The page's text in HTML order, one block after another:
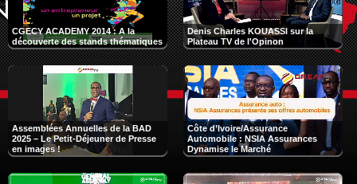
CGECY ACADEMY 2014 : A la
découverte des stands thématiques
Denis Charles KOUASSI sur la
Plateau TV de l'Opinon
Assemblées Annuelles de la BAD
2025 – Le Petit-Déjeuner de Presse
en images !
Côte d’Ivoire/Assurance
Automobile : NSIA Assurances
Dynamise le Marché